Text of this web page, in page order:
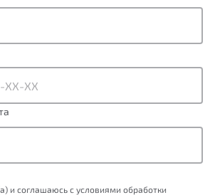
в наличии
уверены на дорогах с программой
программы
и соглашаюсь с условиями обработки